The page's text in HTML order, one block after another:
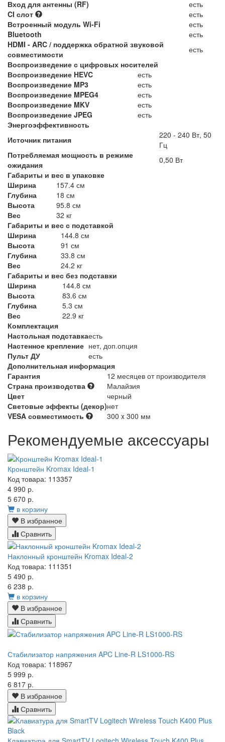
Вход для антенны (RF)
есть
CI слот
есть
Встроенный модуль Wi-Fi
есть
Bluetooth
есть
HDMI - ARC / поддержка обратной звуковой
совместимости
есть
Воспроизведение с цифровых носителей
Воспроизведение HEVC
есть
Воспроизведение MP3
есть
Воспроизведение MPEG4
есть
Воспроизведение MKV
есть
Воспроизведение JPEG
есть
Энергоэффективность
Источник питания
220 - 240 Вт, 50
Гц
Потребляемая мощность в режиме
ожидания
0,50 Вт
Габариты и вес в упаковке
Ширина
157.4 см
Глубина
18 см
Высота
95.8 см
Вес
32 кг
Габариты и вес с подставкой
Ширина
144.8 см
Высота
91 см
Глубина
33.8 см
Вес
24.2 кг
Габариты и вес без подставки
Ширина
144.8 см
Высота
83.6 см
Глубина
5.3 см
Вес
22.9 кг
Комплектация
Настольная подставкаесть
Настенное крепление нет, доп.опция
Пульт ДУ
есть
Дополнительная информация
Гарантия
12 месяцев от производителя
Страна производства
Малайзия
Цвет
черный
Световые эффекты (декор)нет
VESA совместимость
300 x 300 мм
Рекомендуемые аксессуары
Кронштейн Kromax Ideal-1
Код товара: 113357
4 990 р.
5 670 р.
в корзину
В избранное
Сравнить
Наклонный кронштейн Kromax Ideal-2
Код товара: 111351
5 490 р.
6 238 р.
в корзину
В избранное
Сравнить
Стабилизатор напряжения APC Line-R LS1000-RS
Код товара: 118967
5 999 р.
6 817 р.
В избранное
Сравнить